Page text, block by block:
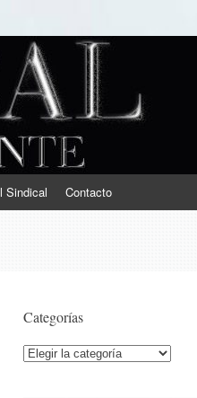
Sindical Contacto
Categorías
Categorías